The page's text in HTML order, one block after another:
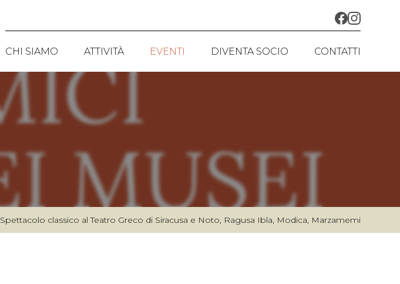
CHI SIAMO
LA STORIA
CONSIGLIO DIRETTIVO
LO STATUTO
ATTIVITÀ
PROGETTI IN CORSO
GIORNATA NAZIONALE AMICI DEI MUSEI
EVENTI DIVENTA SOCIO CONTATTI
Spettacolo classico al Teatro Greco di Siracusa e Noto, Ragusa Ibla, Modica, Marzamemi